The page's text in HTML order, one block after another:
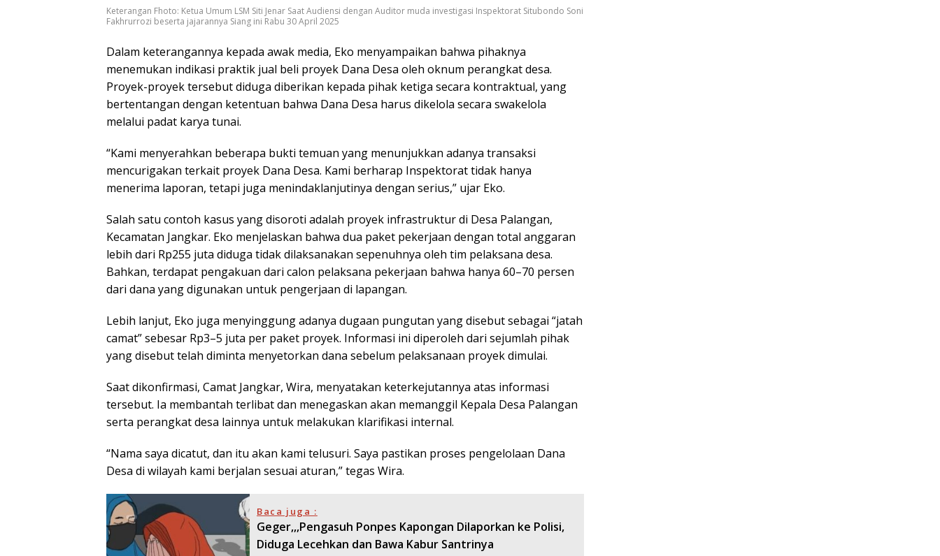
Keterangan Fhoto: Ketua Umum LSM Siti Jenar Saat Audiensi dengan Auditor muda investigasi Inspektorat Situbondo Soni
Fakhrurrozi beserta jajarannya Siang ini Rabu 30 April 2025
Dalam keterangannya kepada awak media, Eko menyampaikan bahwa pihaknya
menemukan indikasi praktik jual beli proyek Dana Desa oleh oknum perangkat desa.
Proyek-proyek tersebut diduga diberikan kepada pihak ketiga secara kontraktual, yang
bertentangan dengan ketentuan bahwa Dana Desa harus dikelola secara swakelola
melalui padat karya tunai.
“Kami menyerahkan beberapa bukti temuan yang menunjukkan adanya transaksi
mencurigakan terkait proyek Dana Desa. Kami berharap Inspektorat tidak hanya
menerima laporan, tetapi juga menindaklanjutinya dengan serius,” ujar Eko.
Salah satu contoh kasus yang disoroti adalah proyek infrastruktur di Desa Palangan,
Kecamatan Jangkar. Eko menjelaskan bahwa dua paket pekerjaan dengan total anggaran
lebih dari Rp255 juta diduga tidak dilaksanakan sepenuhnya oleh tim pelaksana desa.
Bahkan, terdapat pengakuan dari calon pelaksana pekerjaan bahwa hanya 60–70 persen
dari dana yang digunakan untuk pengerjaan di lapangan.
Lebih lanjut, Eko juga menyinggung adanya dugaan pungutan yang disebut sebagai “jatah
camat” sebesar Rp3–5 juta per paket proyek. Informasi ini diperoleh dari sejumlah pihak
yang disebut telah diminta menyetorkan dana sebelum pelaksanaan proyek dimulai.
Saat dikonfirmasi, Camat Jangkar, Wira, menyatakan keterkejutannya atas informasi
tersebut. Ia membantah terlibat dan menegaskan akan memanggil Kepala Desa Palangan
serta perangkat desa lainnya untuk melakukan klarifikasi internal.
“Nama saya dicatut, dan itu akan kami telusuri. Saya pastikan proses pengelolaan Dana
Desa di wilayah kami berjalan sesuai aturan,” tegas Wira.
Baca juga :
Geger,,,Pengasuh Ponpes Kapongan Dilaporkan ke Polisi,
Diduga Lecehkan dan Bawa Kabur Santrinya